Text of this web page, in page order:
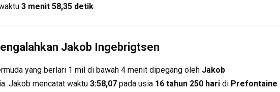
3 menit 58,35 detik.
Jakob Ingebrigtsen
yang berlari 1 mil di bawah 4 menit dipegang oleh Jakob
Jakob mencatat waktu 3:58,07 pada usia 16 tahun 250 hari di Prefontaine